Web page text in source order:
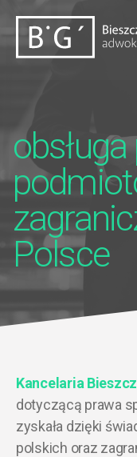
Polsce
Kancelaria
dotyczącą prawa
zyskała dzięki
polskich oraz